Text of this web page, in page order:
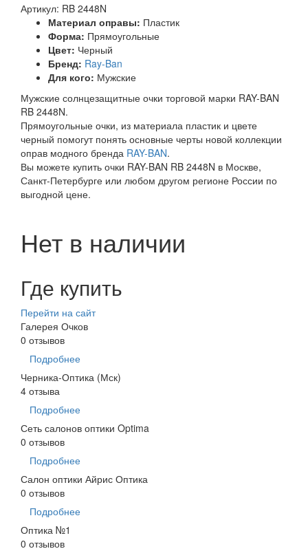
Артикул: RB 2448N
Материал оправы: Пластик
Форма: Прямоугольные
Цвет: Черный
Бренд: Ray-Ban
Для кого: Мужские
Мужские солнцезащитные очки торговой марки RAY-BAN
RB 2448N.
Прямоугольные очки, из материала пластик и цвете
черный помогут понять основные черты новой коллекции
оправ модного бренда RAY-BAN.
Вы можете купить очки RAY-BAN RB 2448N в Москве,
Санкт-Петербурге или любом другом регионе России по
выгодной цене.
Нет в наличии
Где купить
Перейти на сайт
Галерея Очков
0 отзывов
Подробнее
Черника-Оптика (Мск)
4 отзыва
Подробнее
Сеть салонов оптики Optima
0 отзывов
Подробнее
Салон оптики Айрис Оптика
0 отзывов
Подробнее
Оптика №1
0 отзывов